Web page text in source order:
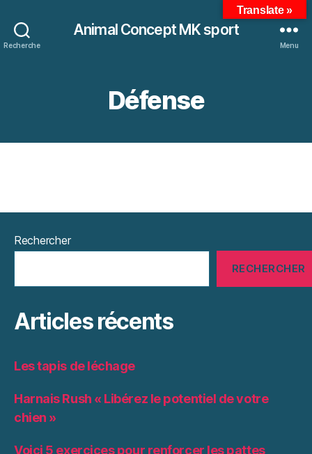
Recherche
Animal Concept MK sport
Menu
Défense
Rechercher
RECHERCHER
Articles récents
Les tapis de léchage
Harnais Rush « Libérez le potentiel de votre
chien »
Voici 5 exercices pour renforcer les pattes
Translate »